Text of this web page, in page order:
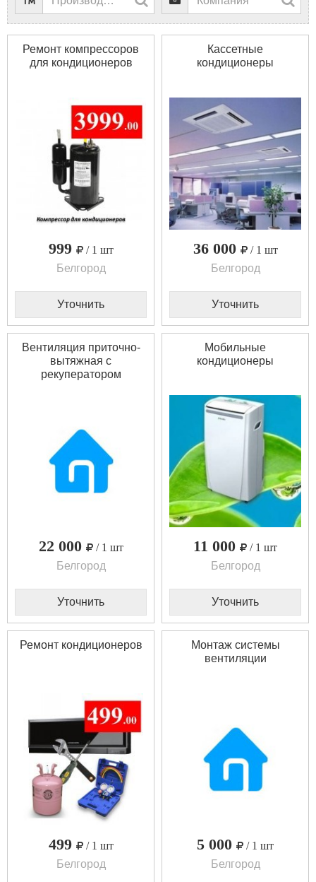
Ремонт компрессоров
для кондиционеров
999
/ 1 шт
Белгород
Уточнить
Кассетные
кондиционеры
36 000
/ 1 шт
Белгород
Уточнить
Вентиляция приточно-
вытяжная с
рекуператором
22 000
/ 1 шт
Белгород
Уточнить
Мобильные
кондиционеры
11 000
/ 1 шт
Белгород
Уточнить
Ремонт кондиционеров
499
/ 1 шт
Белгород
Монтаж системы
вентиляции
5 000
/ 1 шт
Белгород